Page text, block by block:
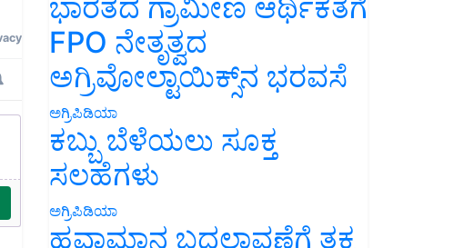
ಭಾರತದ ಗ್ರಾಮೀಣ ಆರ್ಥಿಕತೆಗೆ
FPO ನೇತೃತ್ವದ
ಅಗ್ರಿವೋಲ್ಟಾಯಿಕ್ಸ್‌ನ ಭರವಸೆ
ಅಗ್ರಿಪಿಡಿಯಾ
ಕಬ್ಬು ಬೆಳೆಯಲು ಸೂಕ್ತ
ಸಲಹೆಗಳು
ಅಗ್ರಿಪಿಡಿಯಾ
ಹವಾಮಾನ ಬದಲಾವಣೆಗೆ ತಕ್ಕ